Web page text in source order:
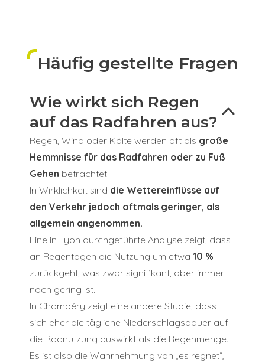
Häufig gestellte Fragen
Wie wirkt sich Regen
auf das Radfahren aus?
Regen, Wind oder Kälte werden oft als große
Hemmnisse für das Radfahren oder zu Fuß
Gehen betrachtet.
In Wirklichkeit sind die Wettereinflüsse auf
den Verkehr jedoch oftmals geringer, als
allgemein angenommen.
Eine in Lyon durchgeführte Analyse zeigt, dass
an Regentagen die Nutzung um etwa 10 %
zurückgeht, was zwar signifikant, aber immer
noch gering ist.
In Chambéry zeigt eine andere Studie, dass
sich eher die tägliche Niederschlagsdauer auf
die Radnutzung auswirkt als die Regenmenge.
Es ist also die Wahrnehmung von „es regnet“,